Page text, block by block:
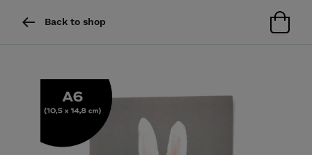
Back to shop